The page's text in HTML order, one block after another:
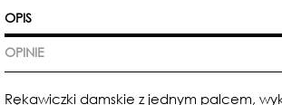
OPIS
OPINIE
Rękawiczki damskie z jednym palcem,